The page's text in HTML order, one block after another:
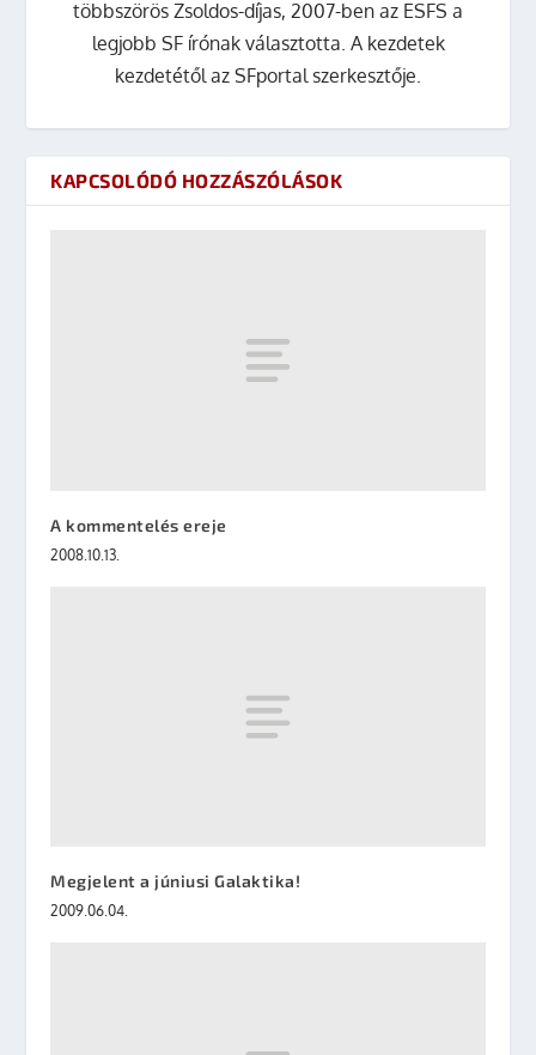
többszörös Zsoldos-díjas, 2007-ben az ESFS a
legjobb SF írónak választotta. A kezdetek
kezdetétől az SFportal szerkesztője.
KAPCSOLÓDÓ HOZZÁSZÓLÁSOK
A kommentelés ereje
2008.10.13.
Megjelent a júniusi Galaktika!
2009.06.04.